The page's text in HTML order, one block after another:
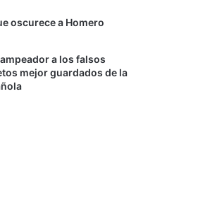
oscurece a Homero
a los falsos
mejor guardados de la